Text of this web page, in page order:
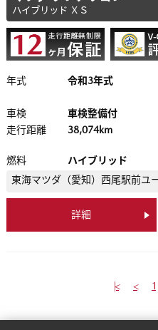
ハイブリッド ＸＳ
年式 令和3年式
車検 車検整備付
走行距離
38,074km
燃料
ハイブリッド
東海マツダ（愛知） 西尾駅前ユ
詳細
|< < 1